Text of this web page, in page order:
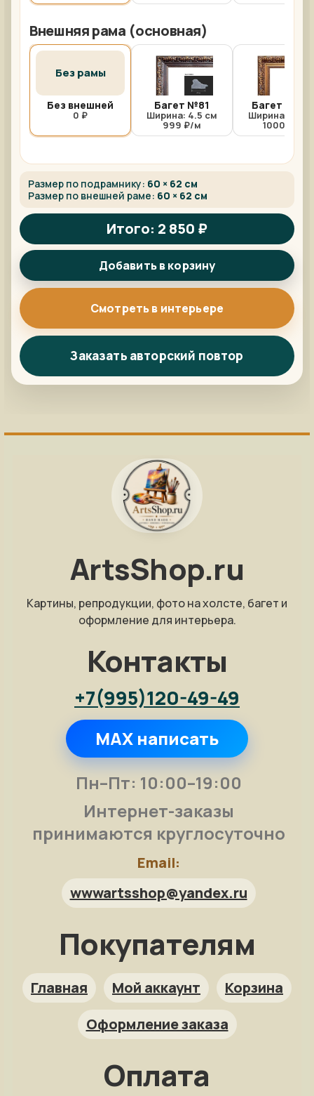
Внешняя рама (основная)
Без рамы
Без внешней
0 ₽
Багет №81
Ширина: 4.5 см
999 ₽/м
Багет №81/
Ширина: 4.5
1000 ₽/м
Размер по подрамнику: 60 × 62 см
Размер по внешней раме: 60 × 62 см
Итого: 2 850 ₽
Добавить в корзину
Смотреть в интерьере
Заказать авторский повтор
ArtsShop.ru
Картины, репродукции, фото на холсте, багет и
оформление для интерьера.
Контакты
+7(995)120-49-49
MAX написать
Пн–Пт: 10:00–19:00
Интернет-заказы
принимаются круглосуточно
Email:
wwwartsshop@yandex.ru
Покупателям
Главная Мой аккаунт
Корзина
Оформление заказа
Оплата
Арт-помощница
ArtsShop.ru
Репродукция на заказ